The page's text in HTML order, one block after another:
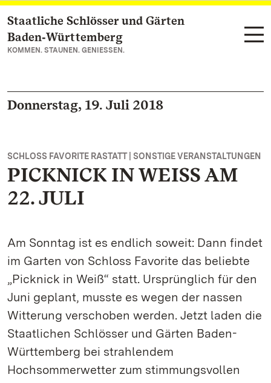
Zum Hauptinhalt springen
Staatliche Schlösser und Gärten
Baden‑Württemberg
KOMMEN. STAUNEN. GENIESSEN.
Donnerstag, 19. Juli 2018
SCHLOSS FAVORITE RASTATT | SONSTIGE VERANSTALTUNGEN
PICKNICK IN WEISS AM
22. JULI
Am Sonntag ist es endlich soweit: Dann findet
im Garten von Schloss Favorite das beliebte
„Picknick in Weiß“ statt. Ursprünglich für den
Juni geplant, musste es wegen der nassen
Witterung verschoben werden. Jetzt laden die
Staatlichen Schlösser und Gärten Baden-
Württemberg bei strahlendem
Hochsommerwetter zum stimmungsvollen